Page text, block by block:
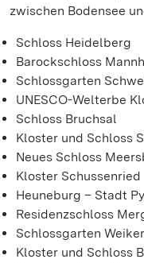
zwischen Bodensee
Schloss Heidelberg
Barockschloss
Schlossgarten
UNESCO-Welterbe
Schloss Bruchsal
Kloster und Schloss
Neues Schloss
Kloster Schussenried
Heuneburg – Stadt
Residenzschloss
Schlossgarten
Kloster und Schloss